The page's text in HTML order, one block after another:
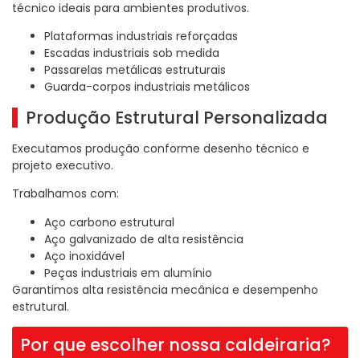
técnico ideais para ambientes produtivos.
Plataformas industriais reforçadas
Escadas industriais sob medida
Passarelas metálicas estruturais
Guarda-corpos industriais metálicos
Produção Estrutural Personalizada
Executamos produção conforme desenho técnico e
projeto executivo.
Trabalhamos com:
Aço carbono estrutural
Aço galvanizado de alta resistência
Aço inoxidável
Peças industriais em alumínio
Garantimos alta resistência mecânica e desempenho
estrutural.
Por que escolher nossa caldeiraria?